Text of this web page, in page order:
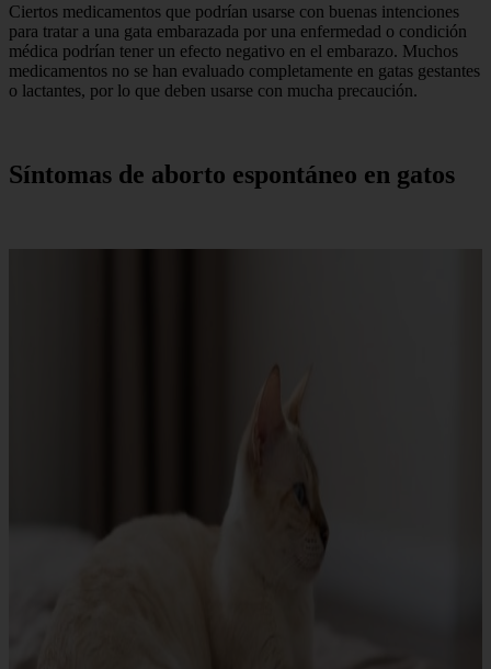
Ciertos medicamentos que podrían usarse con buenas intenciones
para tratar a una gata embarazada por una enfermedad o condición
médica podrían tener un efecto negativo en el embarazo. Muchos
medicamentos no se han evaluado completamente en gatas gestantes
o lactantes, por lo que deben usarse con mucha precaución.
Síntomas de aborto espontáneo en gatos